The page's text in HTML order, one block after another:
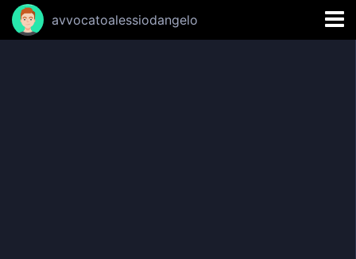
avvocatoalessiodangelo